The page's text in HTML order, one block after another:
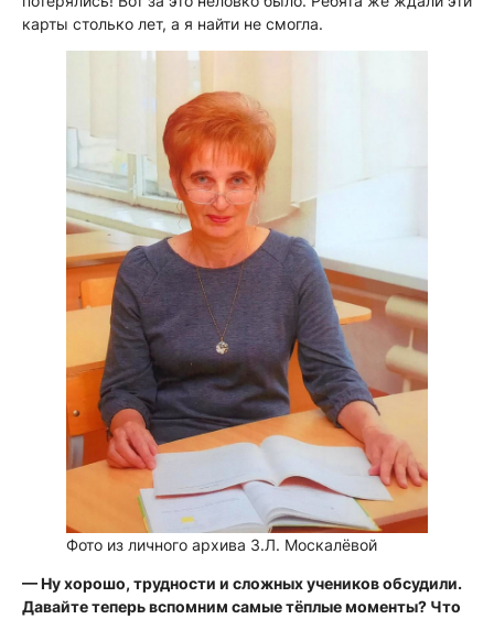
карты столько лет, а я найти не смогла.
Фото из личного архива З.Л. Москалёвой
— Ну хорошо, трудности и сложных учеников обсудили.
Давайте теперь вспомним самые тёплые моменты? Что